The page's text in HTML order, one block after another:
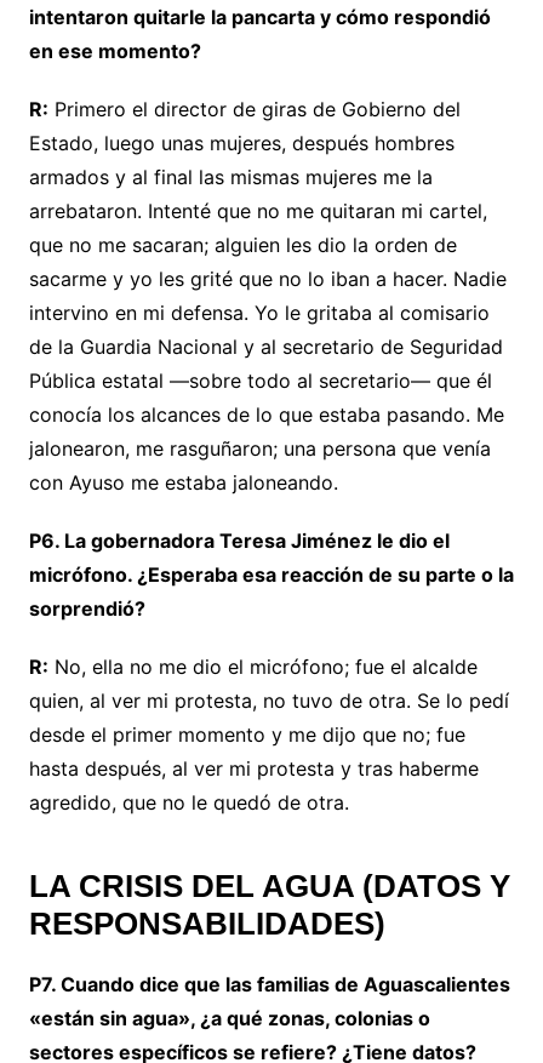
intentaron quitarle la pancarta y cómo respondió
en ese momento?
R: Primero el director de giras de Gobierno del
Estado, luego unas mujeres, después hombres
armados y al final las mismas mujeres me la
arrebataron. Intenté que no me quitaran mi cartel,
que no me sacaran; alguien les dio la orden de
sacarme y yo les grité que no lo iban a hacer. Nadie
intervino en mi defensa. Yo le gritaba al comisario
de la Guardia Nacional y al secretario de Seguridad
Pública estatal —sobre todo al secretario— que él
conocía los alcances de lo que estaba pasando. Me
jalonearon, me rasguñaron; una persona que venía
con Ayuso me estaba jaloneando.
P6. La gobernadora Teresa Jiménez le dio el
micrófono. ¿Esperaba esa reacción de su parte o la
sorprendió?
R: No, ella no me dio el micrófono; fue el alcalde
quien, al ver mi protesta, no tuvo de otra. Se lo pedí
desde el primer momento y me dijo que no; fue
hasta después, al ver mi protesta y tras haberme
agredido, que no le quedó de otra.
LA CRISIS DEL AGUA (DATOS Y
RESPONSABILIDADES)
P7. Cuando dice que las familias de Aguascalientes
«están sin agua», ¿a qué zonas, colonias o
sectores específicos se refiere? ¿Tiene datos?